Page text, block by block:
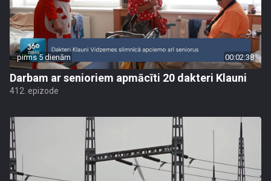
pirms 5 dienām 00:02:38
Darbam ar senioriem apmācīti 20 dakteri Klauni
412. epizode